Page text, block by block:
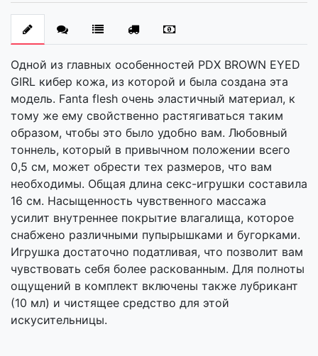
Одной из главных особенностей PDX BROWN EYED
GIRL кибер кожа, из которой и была создана эта
модель. Fanta flesh очень эластичный материал, к
тому же ему свойственно растягиваться таким
образом, чтобы это было удобно вам. Любовный
тоннель, который в привычном положении всего
0,5 см, может обрести тех размеров, что вам
необходимы. Общая длина секс-игрушки составила
16 см. Насыщенность чувственного массажа
усилит внутреннее покрытие влагалища, которое
снабжено различными пупырышками и бугорками.
Игрушка достаточно податливая, что позволит вам
чувствовать себя более раскованным. Для полноты
ощущений в комплект включены также лубрикант
(10 мл) и чистящее средство для этой
искусительницы.